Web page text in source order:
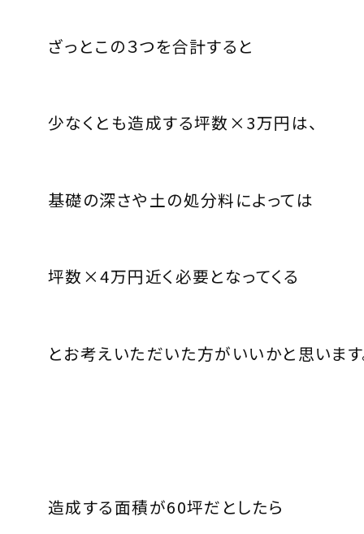
ざっとこの３つを合計すると
少なくとも造成する坪数×3万円は、
基礎の深さや土の処分料によっては
坪数×4万円近く必要となってくる
とお考えいただいた方がいいかと思います
造成する面積が60坪だとしたら